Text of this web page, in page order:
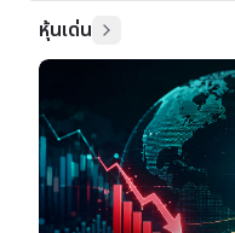
หุ้นเด่น